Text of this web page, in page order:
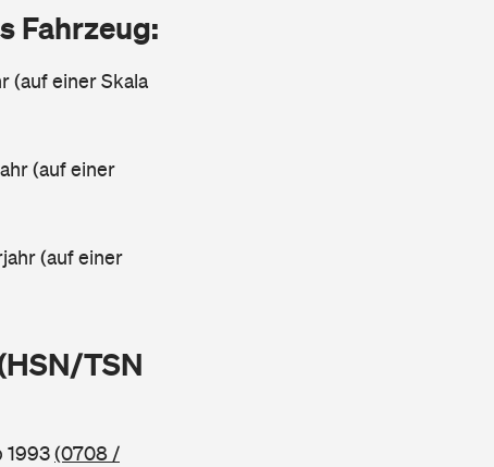
Fahrzeug:
(auf einer Skala
(auf einer
(auf einer
TSN
1993(0708 /